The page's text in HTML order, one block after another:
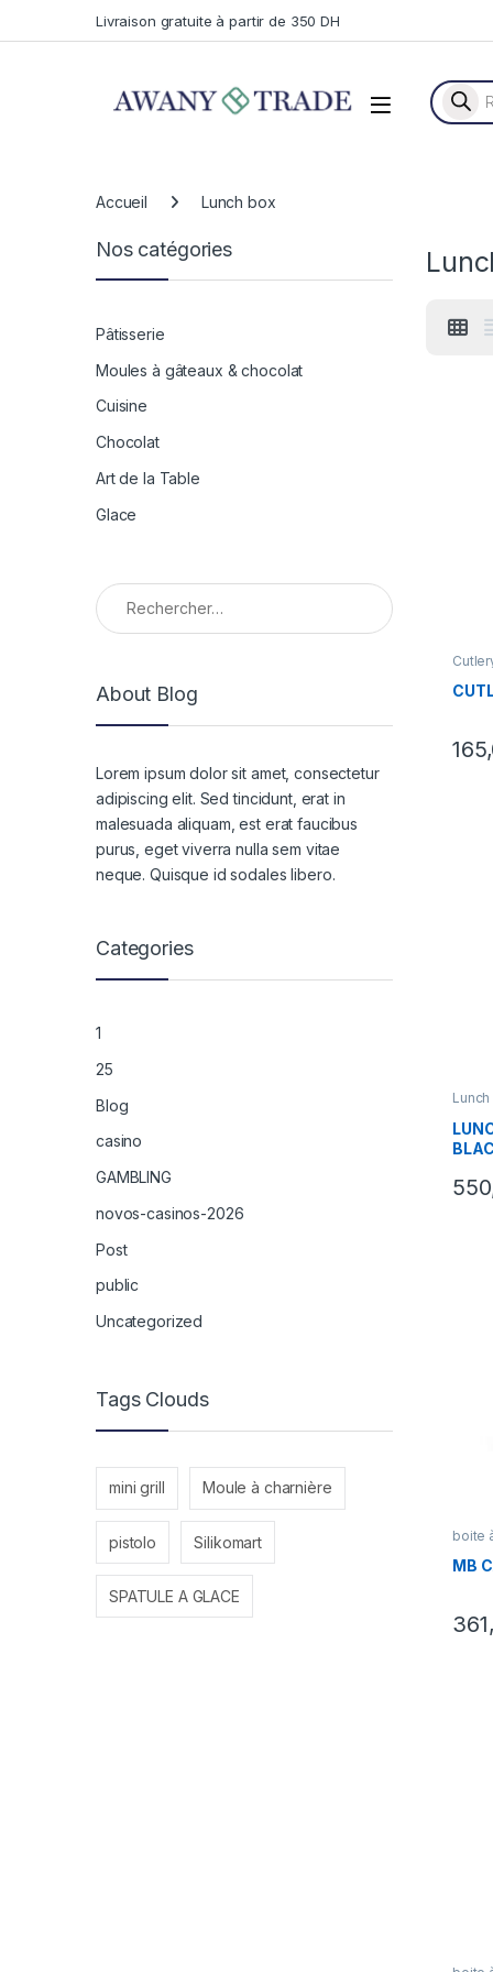
Livraison gratuite à partir de 350 DH
Accueil Lunch box
boite
MB
Nos catégories
Pâtisserie
Moules à gâteaux & chocolat
Cuisine
Chocolat
Art de la Table
Glace
Rechercher :
About Blog
Lorem ipsum dolor sit amet, consectetur
adipiscing elit. Sed tincidunt, erat in
malesuada aliquam, est erat faucibus
purus, eget viverra nulla sem vitae
neque. Quisque id sodales libero.
Categories
1
25
Blog
casino
GAMBLING
novos-casinos-2026
Post
public
Uncategorized
Tags Clouds
mini grill Moule à charnière
pistolo Silikomart
SPATULE A GLACE